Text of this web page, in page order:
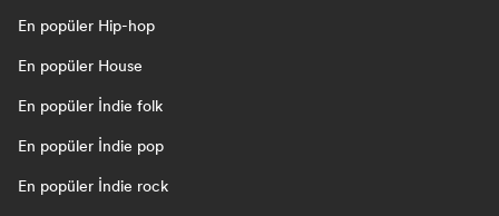
En popüler Hip-hop
En popüler House
En popüler İndie folk
En popüler İndie pop
En popüler İndie rock